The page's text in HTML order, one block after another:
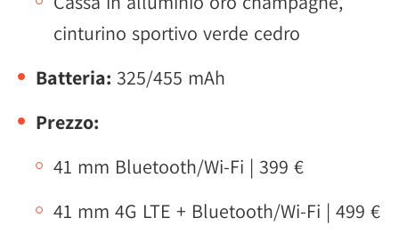
cinturino sportivo verde cedro
Batteria: 325/455 mAh
Prezzo:
41 mm Bluetooth/Wi-Fi | 399 €
41 mm 4G LTE + Bluetooth/Wi-Fi | 499 €